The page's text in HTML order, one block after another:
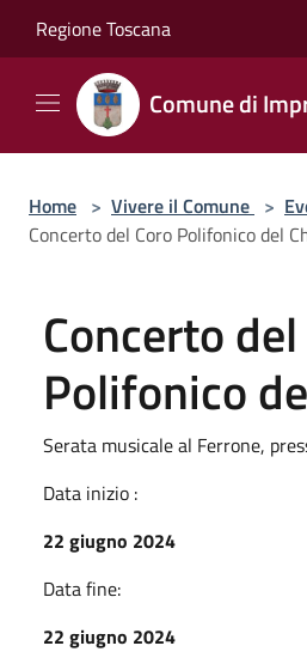
Regione Toscana
Comune di
Home > Vivere il Comune >
Concerto del Coro Polifonico del
Concerto
Polifonico
Serata musicale al Ferrone,
Data inizio :
22 giugno 2024
Data fine:
22 giugno 2024